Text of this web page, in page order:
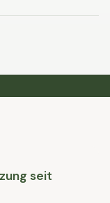
seit